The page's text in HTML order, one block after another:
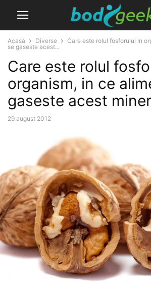
Acasă Diverse
Care este rolul fosforului in
se gaseste acest...
Care este rolul
organism, in ce
gaseste acest
29 august 2012